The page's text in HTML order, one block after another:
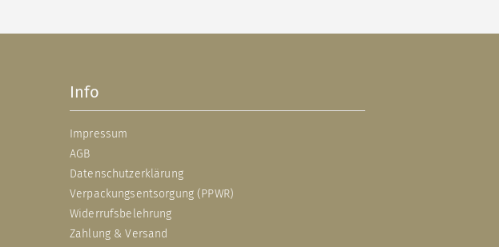
Info
Impressum
AGB
Datenschutzerklärung
Verpackungsentsorgung (PPWR)
Widerrufsbelehrung
Zahlung & Versand